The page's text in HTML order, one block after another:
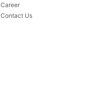
Career
Contact Us